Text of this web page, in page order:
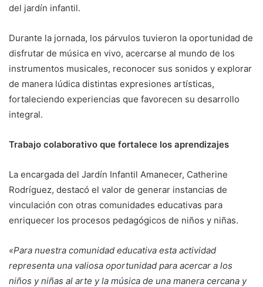
del jardín infantil.
Durante la jornada, los párvulos tuvieron la oportunidad de
disfrutar de música en vivo, acercarse al mundo de los
instrumentos musicales, reconocer sus sonidos y explorar
de manera lúdica distintas expresiones artísticas,
fortaleciendo experiencias que favorecen su desarrollo
integral.
Trabajo colaborativo que fortalece los aprendizajes
La encargada del Jardín Infantil Amanecer, Catherine
Rodríguez, destacó el valor de generar instancias de
vinculación con otras comunidades educativas para
enriquecer los procesos pedagógicos de niños y niñas.
«Para nuestra comunidad educativa esta actividad
representa una valiosa oportunidad para acercar a los
niños y niñas al arte y la música de una manera cercana y